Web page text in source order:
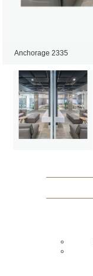
Anchorage 2335